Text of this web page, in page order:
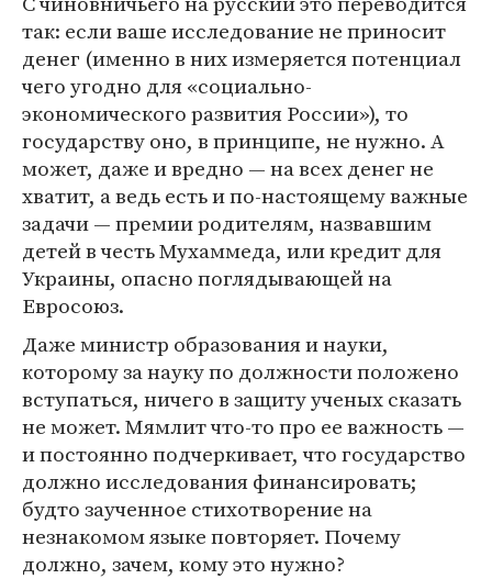
так: если ваше исследование не приносит
денег (именно в них измеряется потенциал
чего угодно для «социально-
экономического развития России»), то
государству оно, в принципе, не нужно. А
может, даже и вредно — на всех денег не
хватит, а ведь есть и по-настоящему важные
задачи — премии родителям, назвавшим
детей в честь Мухаммеда, или кредит для
Украины, опасно поглядывающей на
Евросоюз.
Даже министр образования и науки,
которому за науку по должности положено
вступаться, ничего в защиту ученых сказать
не может. Мямлит что-то про ее важность —
и постоянно подчеркивает, что государство
должно исследования финансировать;
будто заученное стихотворение на
незнакомом языке повторяет. Почему
должно, зачем, кому это нужно?